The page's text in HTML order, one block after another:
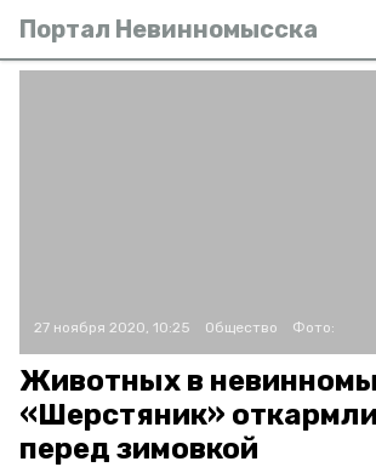
Портал Невинномысска
27 ноября 2020, 10:25 Общество Фото:
Животных в
«Шерстяник»
перед зимовкой